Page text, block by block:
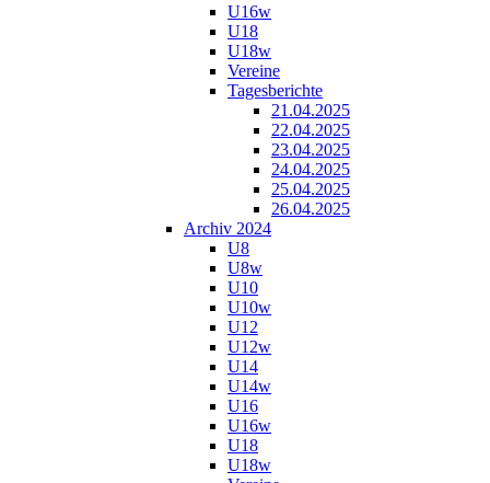
U16w
U18
U18w
Vereine
Tagesberichte
21.04.2025
22.04.2025
23.04.2025
24.04.2025
25.04.2025
26.04.2025
Archiv 2024
U8
U8w
U10
U10w
U12
U12w
U14
U14w
U16
U16w
U18
U18w